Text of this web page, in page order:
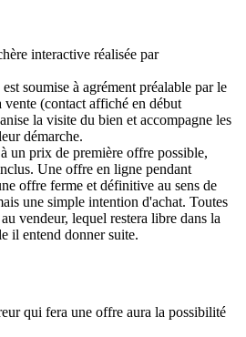
interactive réalisée par
soumise à agrément préalable par le
vente (contact affiché en début
la visite du bien et accompagne les
démarche.
un prix de première offre possible,
Une offre en ligne pendant
offre ferme et définitive au sens de
une simple intention d'achat. Toutes
vendeur, lequel restera libre dans la
il entend donner suite.
qui fera une offre aura la possibilité